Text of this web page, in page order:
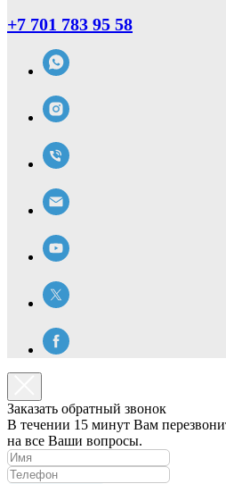
+7 701 783 95 58
Заказать обратный звонок
В течении 15 минут Вам
на все Ваши вопросы.